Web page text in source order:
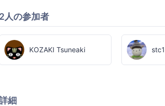
2人の参加者
KOZAKI Tsuneaki
細